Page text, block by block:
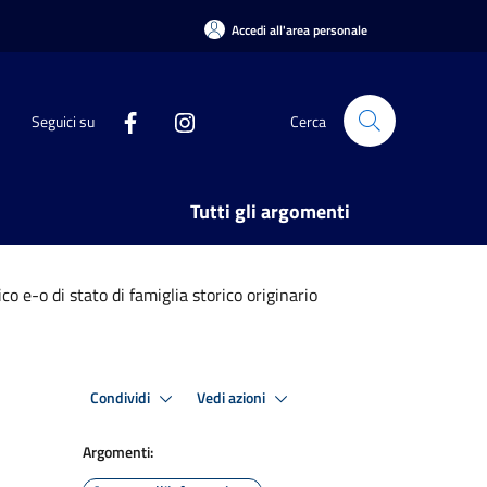
Accedi all'area personale
Seguici su Cerca
Tutti gli argomenti
e-o di stato di famiglia storico originario
Condividi Vedi azioni
Argomenti: